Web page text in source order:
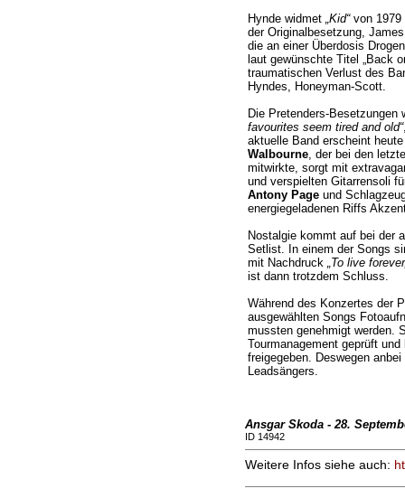
Hynde widmet „Kid“von 1979
der Originalbesetzung,
die an einer Überdosis
laut gewünschte Titel „Back
traumatischen Verlust des
Hyndes, Honeyman-Scott.
Die Pretenders-
favourites seem tired and old“
aktuelle Band erscheint
Walbourne, der bei den
mitwirkte, sorgt mit
und verspielten Gitarrensoli
Antony Pageund
energiegeladenen Riffs
Nostalgie kommt auf bei der
Setlist. In einem der Songs
mit Nachdruck „To live
ist dann trotzdem Schluss.
Während des Konzertes der
ausgewählten Songs
mussten genehmigt werden.
Tourmanagement geprüft
freigegeben. Deswegen
Leadsängers.
Ansgar Skoda - 28.
ID 14942
Weitere Infos siehe auch: